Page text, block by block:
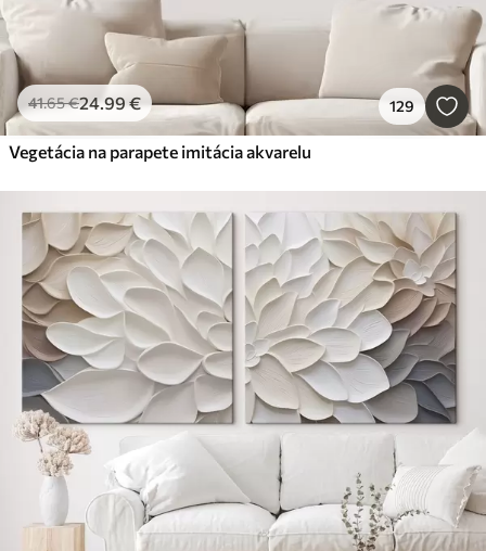
41.65€24.99 € 129
Vegetácia na parapete imitácia akvarelu